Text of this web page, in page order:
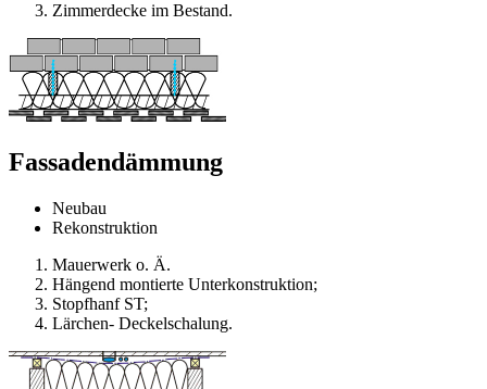
Zimmerdecke im Bestand.
Fassadendämmung
Neubau
Rekonstruktion
Mauerwerk o. Ä.
Hängend montierte Unterkonstruktion;
Stopfhanf ST;
Lärchen- Deckelschalung.